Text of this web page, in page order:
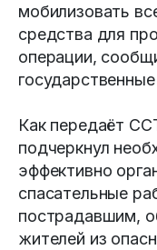
мобилизовать
средства для
операции,
Как передаёт
подчеркнул
эффективно
спасательные
пострадавшим,
жителей из